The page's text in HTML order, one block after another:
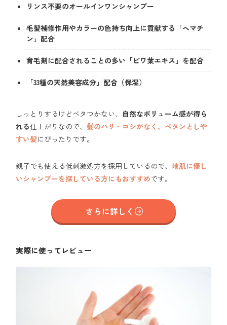
リンス不要のオールインワンシャンプー
毛髪補修作用やカラーの色持ち向上に貢献する「ヘマチ
ン」配合
育毛剤に配合されることの多い「ビワ葉エキス」を配合
「33種の天然美容成分」配合（保湿）
しっとりするけどベタつかない、 自然なボリューム感が得ら
れる仕上がりなので、 髪のハリ・コシがなく、ペタンとしや
すい髪にぴったりです。
親子でも使える低刺激処方を採用しているので、地肌に優し
いシャンプーを探している方にもおすすめです。
さらに詳しく
実際に使ってレビュー